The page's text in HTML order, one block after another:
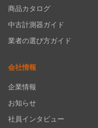
商品カタログ
中古計測器ガイド
業者の選び方ガイド
会社情報
企業情報
お知らせ
社員インタビュー